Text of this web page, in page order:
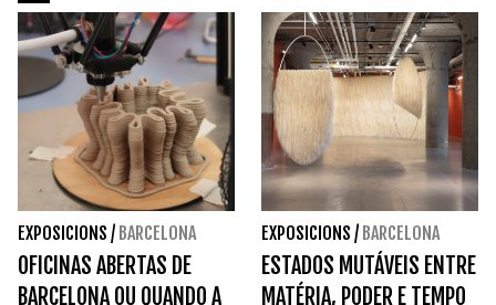
EXPOSICIONS / BARCELONA
OFICINAS ABERTAS DE
BARCELONA OU QUANDO A
EXPOSICIONS / BARCELONA
ESTADOS MUTÁVEIS ENTRE
MATÉRIA, PODER E TEMPO